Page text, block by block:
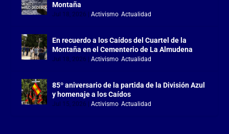
Montaña
Jul 18, 2026 |Activismo,Actualidad
En recuerdo a los Caídos del Cuartel de la
Montaña en el Cementerio de La Almudena
Jul 18, 2026 |Activismo,Actualidad
85º aniversario de la partida de la División Azul
y homenaje a los Caídos
Jul 15, 2026 |Activismo,Actualidad